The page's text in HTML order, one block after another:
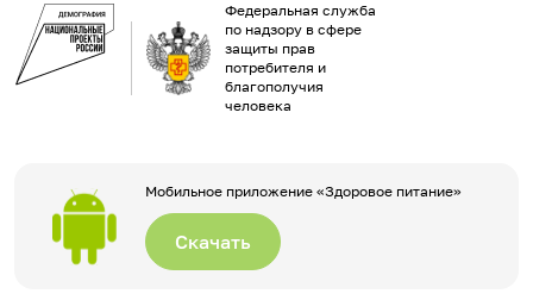
Федеральная служба
по надзору в сфере
защиты прав
потребителя и
благополучия
человека
Мобильное приложение «Здоровое питание»
Скачать